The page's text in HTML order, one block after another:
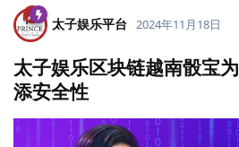
太子娱乐平台 2024年11月18日
太子娱乐区块链越南骰宝
添安全性